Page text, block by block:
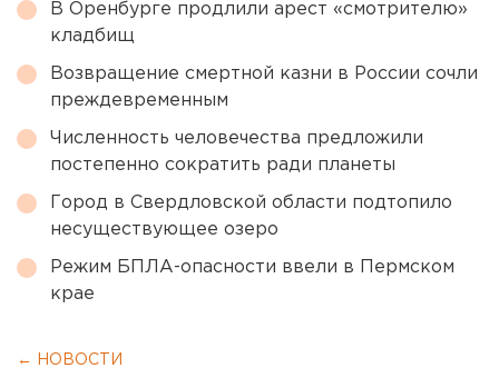
В Оренбурге продлили арест «смотрителю»
кладбищ
Возвращение смертной казни в России сочли
преждевременным
Численность человечества предложили
постепенно сократить ради планеты
Город в Свердловской области подтопило
несуществующее озеро
Режим БПЛА-опасности ввели в Пермском
крае
← НОВОСТИ